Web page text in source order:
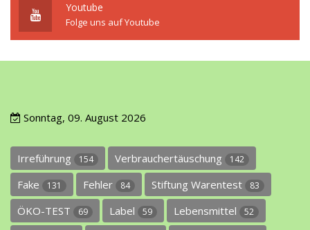
Youtube
Folge uns auf Youtube
Sonntag, 09. August 2026
Irreführung 154 Verbrauchertäuschung 142
Fake 131 Fehler 84 Stiftung Warentest 83
ÖKO-TEST 69 Label 59 Lebensmittel 52